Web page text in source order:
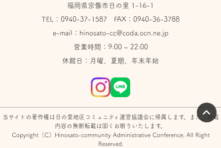
福岡県宗像市日の里 1-16-1
TEL： 0940-37-1587 FAX：0940-36-3788
e-mail： hinosato-cc@coda.ocn.ne.jp
営業時間：9:00 ~ 22:00
休館日：月曜、夏期、年末年始
当サイトの著作権は日の里地区コミュニティ運営協議会に帰属します。また、掲載
内容の無断転載は固くお断りいたします。
Copyright（C）Hinosato-community Administrative Conference. All Right
Reserved.